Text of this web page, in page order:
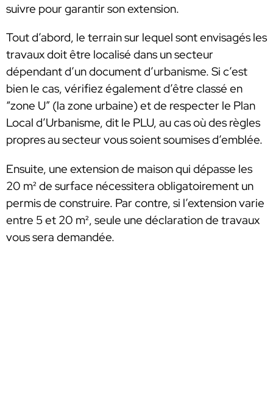
suivre pour garantir son extension.
Tout d’abord, le terrain sur lequel sont envisagés les
travaux doit être localisé dans un secteur
dépendant d’un document d’urbanisme. Si c’est
bien le cas, vérifiez également d’être classé en
“zone U” (la zone urbaine) et de respecter le Plan
Local d’Urbanisme, dit le PLU, au cas où des règles
propres au secteur vous soient soumises d’emblée.
Ensuite, une extension de maison qui dépasse les
20 m² de surface nécessitera obligatoirement un
permis de construire. Par contre, si l’extension varie
entre 5 et 20 m², seule une déclaration de travaux
vous sera demandée.